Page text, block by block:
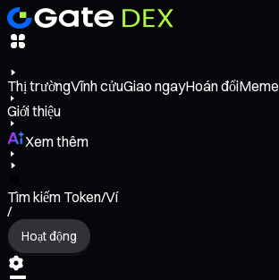
Thị trườngVĩnh cửuGiao ngayHoán đổiMeme
Giới thiệu
Xem thêm
Tìm kiếm Token/Ví
/
Hoạt động